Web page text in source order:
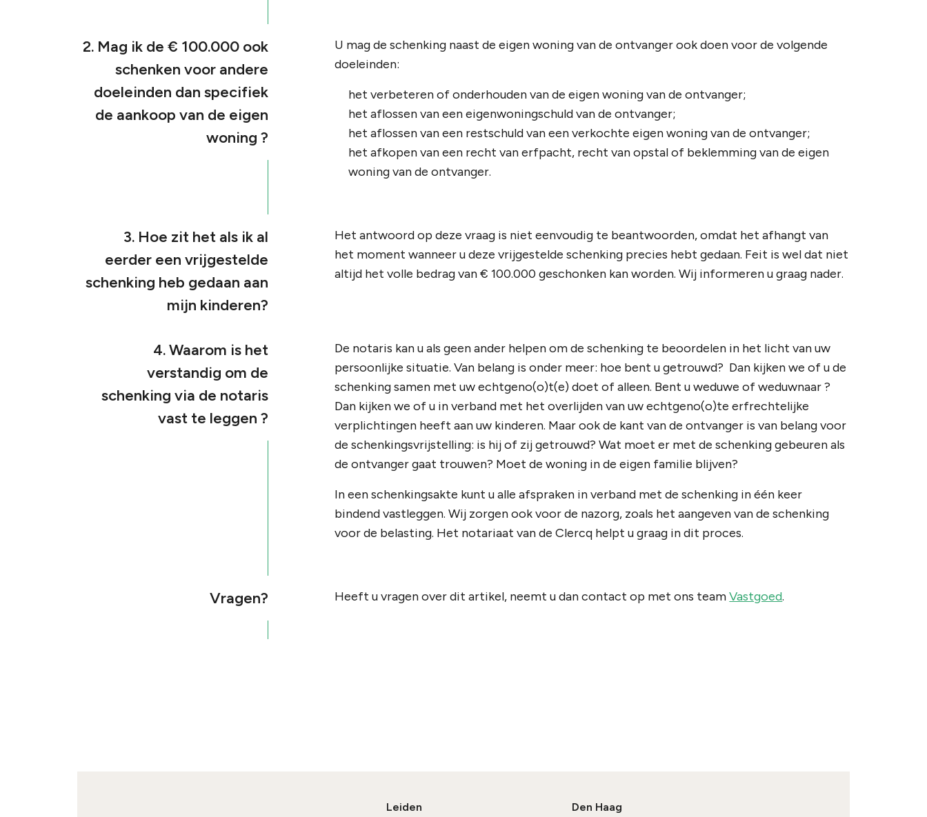
2. Mag ik de € 100.000 ook
schenken voor andere
doeleinden dan specifiek
de aankoop van de eigen
woning ?
U mag de schenking naast de eigen woning van de ontvanger ook doen voor de volgende
doeleinden:
het verbeteren of onderhouden van de eigen woning van de ontvanger;
het aflossen van een eigenwoningschuld van de ontvanger;
het aflossen van een restschuld van een verkochte eigen woning van de ontvanger;
het afkopen van een recht van erfpacht, recht van opstal of beklemming van de eigen
woning van de ontvanger.
3. Hoe zit het als ik al
eerder een vrijgestelde
schenking heb gedaan aan
mijn kinderen?
Het antwoord op deze vraag is niet eenvoudig te beantwoorden, omdat het afhangt van
het moment wanneer u deze vrijgestelde schenking precies hebt gedaan. Feit is wel dat niet
altijd het volle bedrag van € 100.000 geschonken kan worden. Wij informeren u graag nader.
4. Waarom is het
verstandig om de
schenking via de notaris
vast te leggen ?
De notaris kan u als geen ander helpen om de schenking te beoordelen in het licht van uw
persoonlijke situatie. Van belang is onder meer: hoe bent u getrouwd? Dan kijken we of u de
schenking samen met uw echtgeno(o)t(e) doet of alleen. Bent u weduwe of weduwnaar ?
Dan kijken we of u in verband met het overlijden van uw echtgeno(o)te erfrechtelijke
verplichtingen heeft aan uw kinderen. Maar ook de kant van de ontvanger is van belang voor
de schenkingsvrijstelling: is hij of zij getrouwd? Wat moet er met de schenking gebeuren als
de ontvanger gaat trouwen? Moet de woning in de eigen familie blijven?
In een schenkingsakte kunt u alle afspraken in verband met de schenking in één keer
bindend vastleggen. Wij zorgen ook voor de nazorg, zoals het aangeven van de schenking
voor de belasting. Het notariaat van de Clercq helpt u graag in dit proces.
Vragen? Heeft u vragen over dit artikel, neemt u dan contact op met ons teamVastgoed.
Leiden
Den Haag